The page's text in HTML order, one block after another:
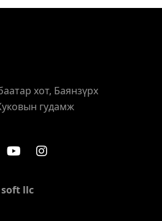
хот, Баянзүрх
гудамж
llc